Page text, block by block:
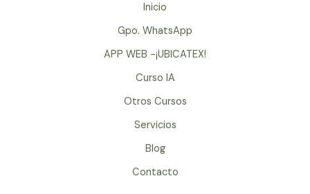
Inicio
Gpo. WhatsApp
APP WEB -¡UBICATEX!
Curso IA
Otros Cursos
Servicios
Blog
Contacto